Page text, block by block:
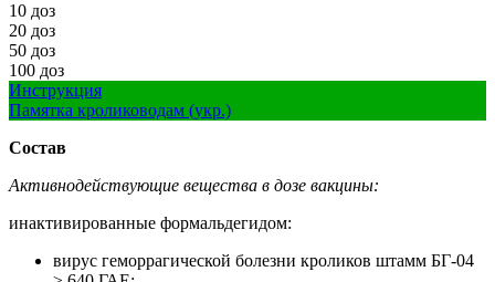
10 доз
20 доз
50 доз
100 доз
Инструкция
Памятка кролиководам (укр.)
Состав
Активнодействующие вещества в дозе вакцины:
инактивированные формальдегидом:
вирус геморрагической болезни кроликов штамм БГ-04